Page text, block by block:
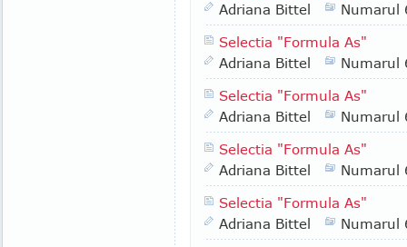
Adriana Bittel
Numarul
Selectia "Formula As"
Adriana Bittel
Numarul
Selectia "Formula As"
Adriana Bittel
Numarul
Selectia "Formula As"
Adriana Bittel
Numarul
Selectia "Formula As"
Adriana Bittel
Numarul